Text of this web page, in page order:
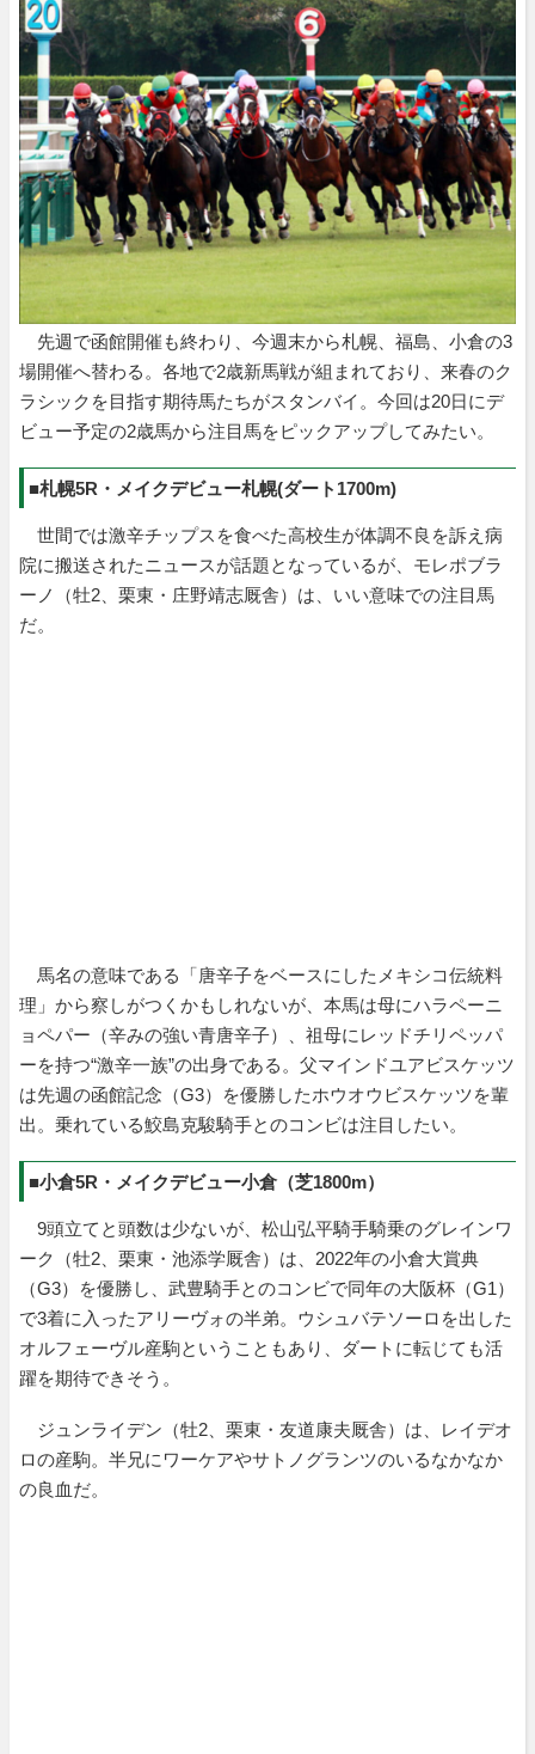
先週で函館開催も終わり、今週末から札幌、福島、小倉の3
場開催へ替わる。各地で2歳新馬戦が組まれており、来春のク
ラシックを目指す期待馬たちがスタンバイ。今回は20日にデ
ビュー予定の2歳馬から注目馬をピックアップしてみたい。
■札幌5R・メイクデビュー札幌(ダート1700m)
世間では激辛チップスを食べた高校生が体調不良を訴え病
院に搬送されたニュースが話題となっているが、モレポブラ
ーノ（牡2、栗東・庄野靖志厩舎）は、いい意味での注目馬
だ。
馬名の意味である「唐辛子をベースにしたメキシコ伝統料
理」から察しがつくかもしれないが、本馬は母にハラペーニ
ョペパー（辛みの強い青唐辛子）、祖母にレッドチリペッパ
ーを持つ“激辛一族”の出身である。父マインドユアビスケッツ
は先週の函館記念（G3）を優勝したホウオウビスケッツを輩
出。乗れている鮫島克駿騎手とのコンビは注目したい。
■小倉5R・メイクデビュー小倉（芝1800m）
9頭立てと頭数は少ないが、松山弘平騎手騎乗のグレインワ
ーク（牡2、栗東・池添学厩舎）は、2022年の小倉大賞典
（G3）を優勝し、武豊騎手とのコンビで同年の大阪杯（G1）
で3着に入ったアリーヴォの半弟。ウシュバテソーロを出した
オルフェーヴル産駒ということもあり、ダートに転じても活
躍を期待できそう。
ジュンライデン（牡2、栗東・友道康夫厩舎）は、レイデオ
ロの産駒。半兄にワーケアやサトノグランツのいるなかなか
の良血だ。